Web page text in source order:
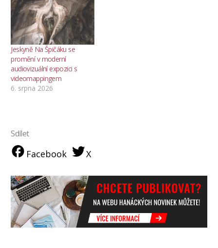
Jeskyně Na Špičáku se
promění v moderní
audiovizuální expozici s
videomappingem
6. srpna 2026
Sdílet
Facebook X